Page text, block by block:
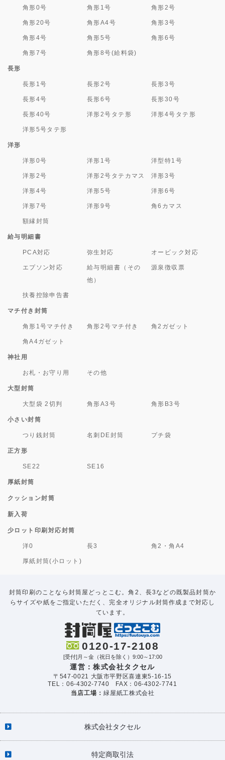
角形0号 角形1号 角形2号
角形20号 角形A4号 角形3号
角形4号 角形5号 角形6号
角形7号 角形8号(給料袋)
長形
長形1号 長形2号 長形3号
長形4号 長形6号 長形30号
長形40号 洋形2号タテ形 洋形4号タテ形
洋形5号タテ形
洋形
洋形0号 洋形1号 洋型特1号
洋形2号 洋形2号タテカマス 洋形3号
洋形4号 洋形5号 洋形6号
洋形7号 洋形9号 角6カマス
額縁封筒
給与明細書
PCA対応 弥生対応 オービック対応
エプソン対応
給与明細書（その
他）
源泉徴収票
扶養控除申告書
マチ付き封筒
角形1号マチ付き 角形2号マチ付き 角2ガゼット
角A4ガゼット
神社用
お札・お守り用 その他
大型封筒
大型袋 2切判 角形A3号 角形B3号
小さい封筒
つり銭封筒 名刺DE封筒 プチ袋
正方形
SE22 SE16
厚紙封筒
クッション封筒
新入荷
少ロット印刷対応封筒
洋0 長3 角2・角A4
厚紙封筒(小ロット)
封筒印刷のことなら封筒屋どっとこむ。角2、長3などの既製品封筒か
らサイズや紙をご指定いただく、完全オリジナル封筒作成まで対応し
ています。
0120-17-2108
[受付]月～金（祝日を除く）9:00～17:00
運営：株式会社タクセル
〒547-0021 大阪市平野区喜連東5-16-15
TEL：06-4302-7740 FAX：06-4302-7741
当店工場：緑屋紙工株式会社
株式会社タクセル
特定商取引法